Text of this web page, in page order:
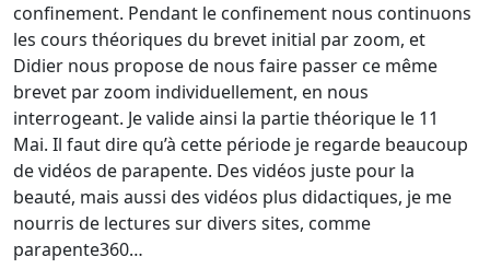
confinement. Pendant le confinement nous continuons
les cours théoriques du brevet initial par zoom, et
Didier nous propose de nous faire passer ce même
brevet par zoom individuellement, en nous
interrogeant. Je valide ainsi la partie théorique le 11
Mai. Il faut dire qu’à cette période je regarde beaucoup
de vidéos de parapente. Des vidéos juste pour la
beauté, mais aussi des vidéos plus didactiques, je me
nourris de lectures sur divers sites, comme
parapente360…